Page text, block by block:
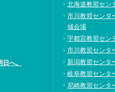
へ。
北海道教習セン
市川教習センタ
城会場
宇都宮教習セン
市川教習センタ
新潟教習センタ
岐阜教習センタ
尼崎教習センタ